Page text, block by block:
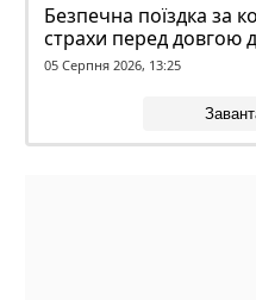
Безпечна поїздка за
страхи перед довгою
05 Серпня 2026, 13:25